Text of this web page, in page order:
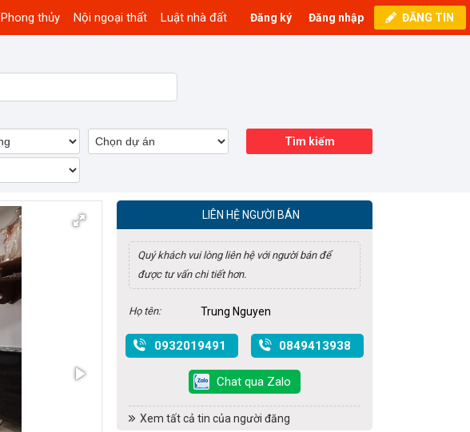
Phong thủy Nội ngoại thất Luật nhà đất ĐĂNG TIN
Đăng nhập
Đăng ký
Tìm kiếm
LIÊN HỆ NGƯỜI BÁN
Quý khách vui lòng liên hệ với người bán để
được tư vấn chi tiết hơn.
Họ tên: Trung Nguyen
0932019491 0849413938
Chat qua Zalo
Xem tất cả tin của người đăng